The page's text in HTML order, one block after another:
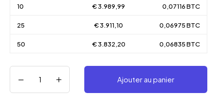
10 € 3.989,99 0,07116 BTC
25 € 3.911,10 0,06975 BTC
50 € 3.832,20 0,06835 BTC
Ajouter au panier